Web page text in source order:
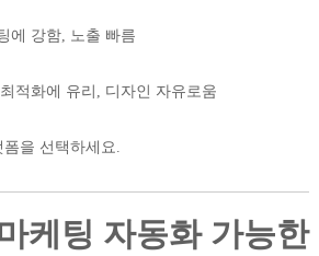
에 강함, 노출 빠름
적화에 유리, 디자인 자유로움
을 선택하세요.
케팅 자동화 가능한